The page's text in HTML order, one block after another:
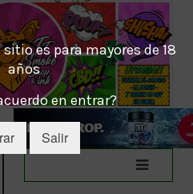
es para mayores de 18
años
en entrar?
Salir